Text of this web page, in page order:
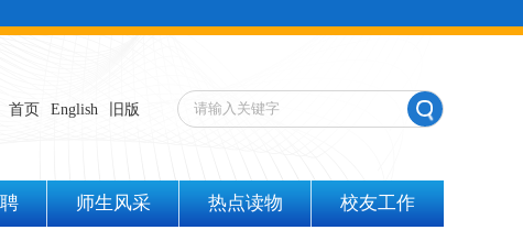
首页 English 旧版
师生风采 热点读物 校友工作